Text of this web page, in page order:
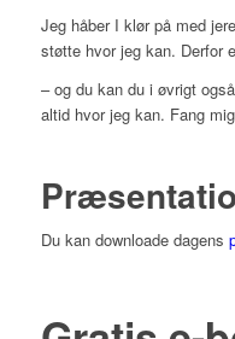
Jeg håber I klør på med
støtte hvor jeg kan. Derfor
– og du kan du i øvrigt
altid hvor jeg kan. Fang
Du kan downloade dagens